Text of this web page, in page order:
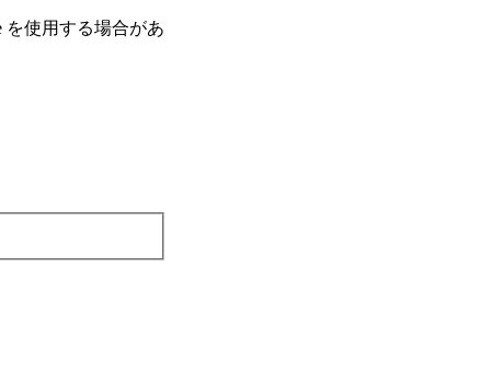
使⽤する場合があ